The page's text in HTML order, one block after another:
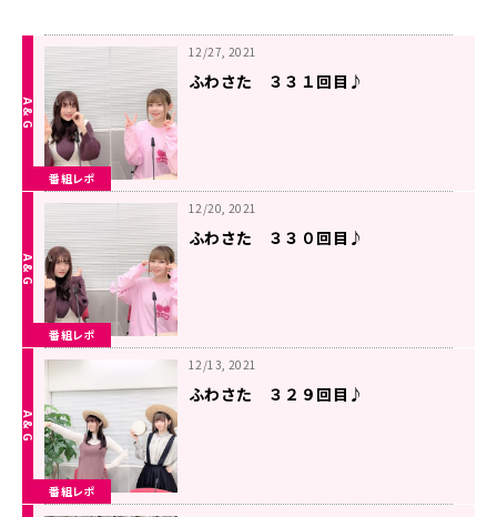
番組レポ
12/27, 2021
ふわさた ３３１回目♪
番組レポ
12/20, 2021
ふわさた ３３０回目♪
番組レポ
12/13, 2021
ふわさた ３２９回目♪